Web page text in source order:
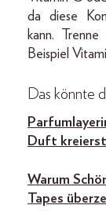
da diese
kann.
Beispiel
Das könnte
Duft kreierst
Warum
Tapes